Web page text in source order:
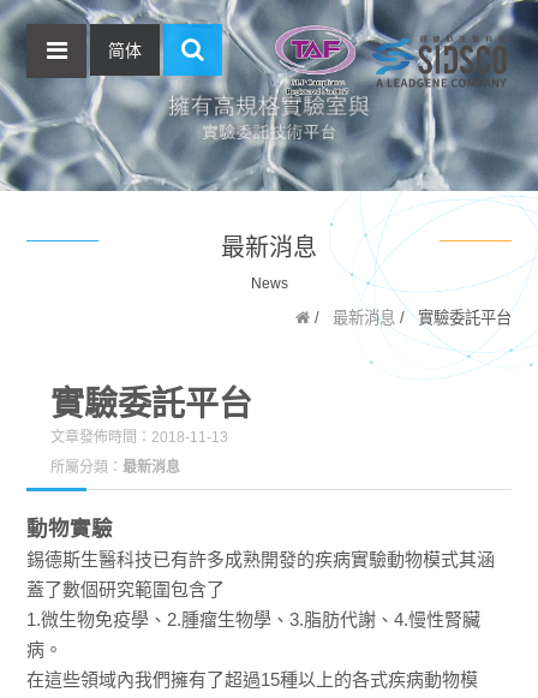
简体
最新消息
News
最新消息 實驗委託平台
實驗委託平台
文章發佈時間：2018-11-13
所屬分類：最新消息
動物實驗
錫德斯生醫科技已有許多成熟開發的疾病實驗動物模式其涵
蓋了數個研究範圍包含了
1.微生物免疫學、2.腫瘤生物學、3.脂肪代謝、4.慢性腎臟
病。
在這些領域內我們擁有了超過15種以上的各式疾病動物模